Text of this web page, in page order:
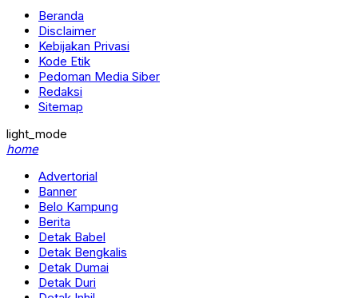
Beranda
Disclaimer
Kebijakan Privasi
Kode Etik
Pedoman Media Siber
Redaksi
Sitemap
light_mode
home
Advertorial
Banner
Belo Kampung
Berita
Detak Babel
Detak Bengkalis
Detak Dumai
Detak Duri